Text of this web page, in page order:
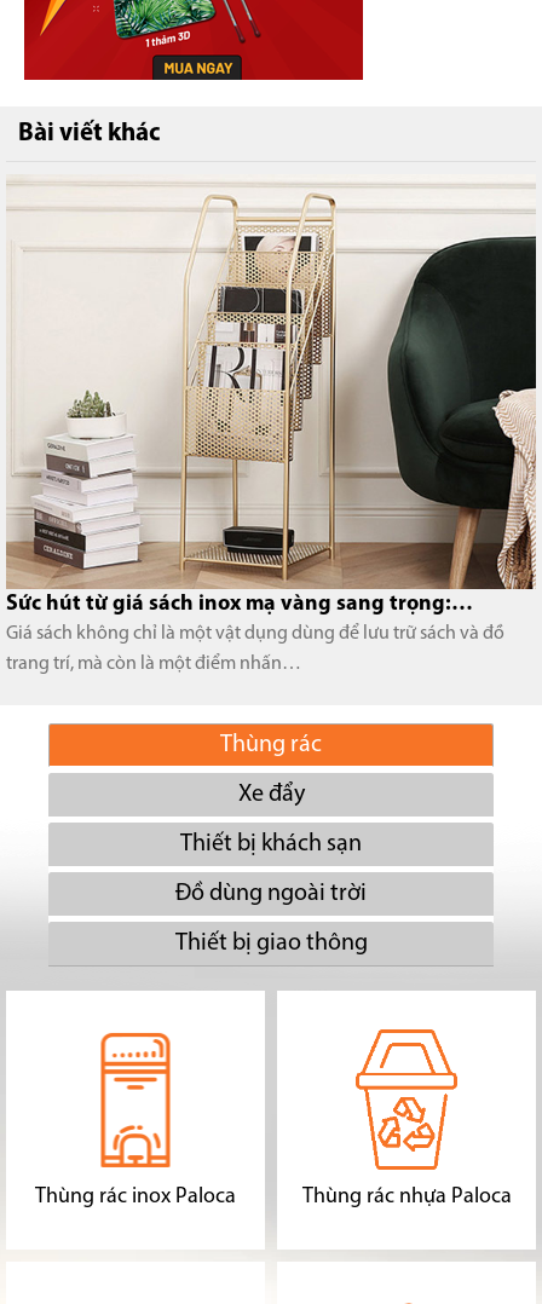
Bài viết khác
Kệ tạp chí gỗ công nghiệp dần thay thế kệ…
Trong những năm gần đây, kệ tạp chí gỗ công nghiệp đã dần trở
thành lựa chọn phổ biến, thay thế cho các…
Thùng rác
Xe đẩy
Thiết bị khách sạn
Đồ dùng ngoài trời
Thiết bị giao thông
Thùng rác inox Paloca Thùng rác nhựa Paloca